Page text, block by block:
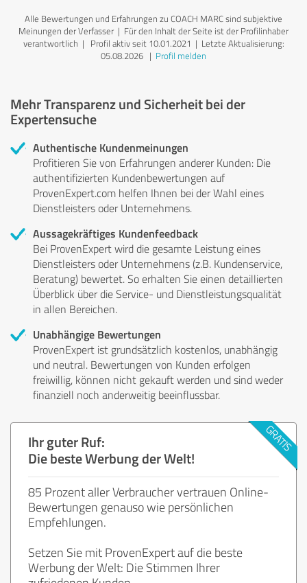
Alle Bewertungen und Erfahrungen zu COACH MARC sind subjektive
Meinungen der Verfasser | Für den Inhalt der Seite ist der Profilinhaber
verantwortlich | Profil aktiv seit 10.01.2021 | Letzte Aktualisierung:
05.08.2026 | Profil melden
Mehr Transparenz und Sicherheit bei der
Expertensuche
Authentische Kundenmeinungen
Profitieren Sie von Erfahrungen anderer Kunden: Die
authentifizierten Kundenbewertungen auf
ProvenExpert.com helfen Ihnen bei der Wahl eines
Dienstleisters oder Unternehmens.
Aussagekräftiges Kundenfeedback
Bei ProvenExpert wird die gesamte Leistung eines
Dienstleisters oder Unternehmens (z.B. Kundenservice,
Beratung) bewertet. So erhalten Sie einen detaillierten
Überblick über die Service- und Dienstleistungsqualität
in allen Bereichen.
Unabhängige Bewertungen
ProvenExpert ist grundsätzlich kostenlos, unabhängig
und neutral. Bewertungen von Kunden erfolgen
freiwillig, können nicht gekauft werden und sind weder
finanziell noch anderweitig beeinflussbar.
Ihr guter Ruf:
Die beste Werbung der Welt!
85 Prozent aller Verbraucher vertrauen Online-
Bewertungen genauso wie persönlichen
Empfehlungen.
Setzen Sie mit ProvenExpert auf die beste
Werbung der Welt: Die Stimmen Ihrer